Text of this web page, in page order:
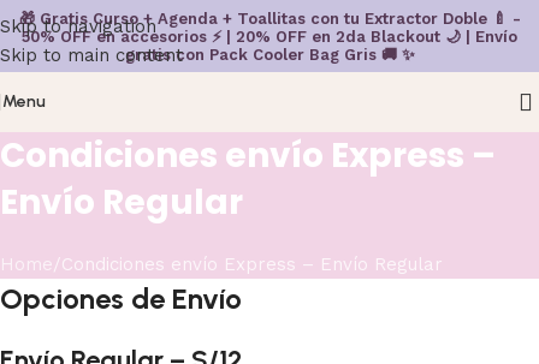
Skip to navigation
Skip to main content
🎁 Gratis Curso + Agenda + Toallitas con tu Extractor Doble 🍼 -
50% OFF en accesorios ⚡ | 20% OFF en 2da Blackout 🌙 | Envío
gratis con Pack Cooler Bag Gris 🚚 ✨
Menu
Condiciones envío Express –
Envío Regular
Home Condiciones envío Express – Envío Regular
Opciones de Envío